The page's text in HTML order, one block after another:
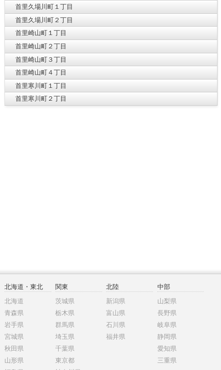
首里久場川町１丁目
首里久場川町２丁目
首里崎山町１丁目
首里崎山町２丁目
首里崎山町３丁目
首里崎山町４丁目
首里寒川町１丁目
首里寒川町２丁目
北海道・東北
北海道
青森県
岩手県
宮城県
秋田県
山形県
関東
茨城県
栃木県
群馬県
埼玉県
千葉県
東京都
北陸
新潟県
富山県
石川県
福井県
中部
山梨県
長野県
岐阜県
静岡県
愛知県
三重県